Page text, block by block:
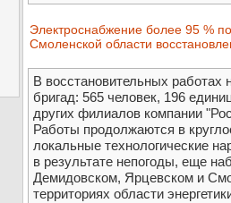
Электроснабжение более 95 %
Смоленской области
В восстановительных работах
бригад: 565 человек, 196
других филиалов компании
Работы продолжаются в
локальные технологические
в результате непогоды, еще
Демидовском, Ярцевском и
территориях области